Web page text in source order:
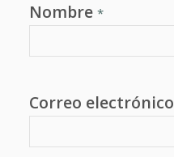
Nombre *
Correo electrónico